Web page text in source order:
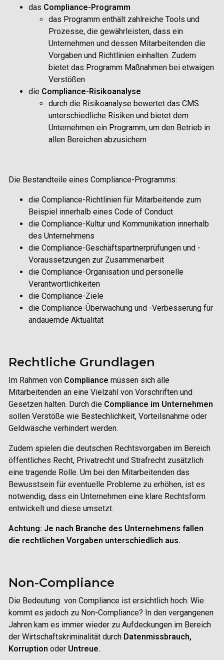
das Compliance-Programm
das Programm enthält zahlreiche Tools und
Prozesse, die gewährleisten, dass ein
Unternehmen und dessen Mitarbeitenden die
Vorgaben und Richtlinien einhalten. Zudem
bietet das Programm Maßnahmen bei etwaigen
Verstößen
die Compliance-Risikoanalyse
durch die Risikoanalyse bewertet das CMS
unterschiedliche Risiken und bietet dem
Unternehmen ein Programm, um den Betrieb in
allen Bereichen abzusichern
Die Bestandteile eines Compliance-Programms:
die Compliance-Richtlinien für Mitarbeitende zum
Beispiel innerhalb eines Code of Conduct
die Compliance-Kultur und Kommunikation innerhalb
des Unternehmens
die Compliance-Geschäftspartnerprüfungen und -
Voraussetzungen zur Zusammenarbeit
die Compliance-Organisation und personelle
Verantwortlichkeiten
die Compliance-Ziele
die Compliance-Überwachung und -Verbesserung für
andauernde Aktualität
Rechtliche Grundlagen
Im Rahmen von Compliance müssen sich alle
Mitarbeitenden an eine Vielzahl von Vorschriften und
Gesetzen halten. Durch die Compliance im Unternehmen
sollen Verstöße wie Bestechlichkeit, Vorteilsnahme oder
Geldwäsche verhindert werden.
Zudem spielen die deutschen Rechtsvorgaben im Bereich
öffentliches Recht, Privatrecht und Strafrecht zusätzlich
eine tragende Rolle. Um bei den Mitarbeitenden das
Bewusstsein für eventuelle Probleme zu erhöhen, ist es
notwendig, dass ein Unternehmen eine klare Rechtsform
entwickelt und diese umsetzt.
Achtung: Je nach Branche des Unternehmens fallen
die rechtlichen Vorgaben unterschiedlich aus.
Non-Compliance
Die Bedeutung von Compliance ist ersichtlich hoch. Wie
kommt es jedoch zu Non-Compliance? In den vergangenen
Jahren kam es immer wieder zu Aufdeckungen im Bereich
der Wirtschaftskriminalität durch Datenmissbrauch,
Korruption oder Untreue.